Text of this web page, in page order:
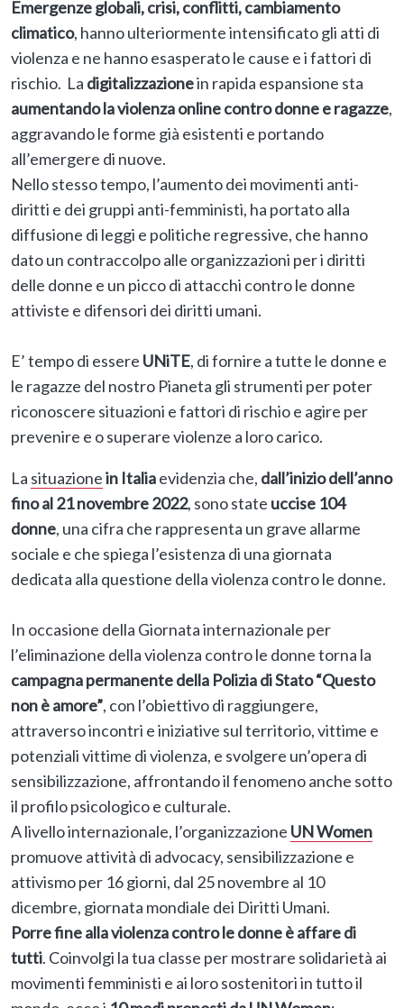
Emergenze globali, crisi, conflitti, cambiamento
climatico, hanno ulteriormente intensificato gli atti di
violenza e ne hanno esasperato le cause e i fattori di
rischio. La digitalizzazionein rapida espansione sta
aumentando la violenza online contro donne e ragazze,
aggravando le forme già esistenti e portando
all’emergere di nuove.
Nello stesso tempo, l’aumento dei movimenti anti-
diritti e dei gruppi anti-femministi, ha portato alla
diffusione di leggi e politiche regressive, che hanno
dato un contraccolpo alle organizzazioni per i diritti
delle donne e un picco di attacchi contro le donne
attiviste e difensori dei diritti umani.
E’ tempo di essere UNiTE, di fornire a tutte le donne e
le ragazze del nostro Pianeta gli strumenti per poter
riconoscere situazioni e fattori di rischio e agire per
prevenire e o superare violenze a loro carico.
La situazionein Italiaevidenzia che, dall’inizio dell’anno
fino al 21 novembre 2022, sono state uccise 104
donne, una cifra che rappresenta un grave allarme
sociale e che spiega l’esistenza di una giornata
dedicata alla questione della violenza contro le donne.
In occasione della Giornata internazionale per
l’eliminazione della violenza contro le donne torna la
campagna permanente della Polizia di Stato “Questo
non è amore”, con l’obiettivo di raggiungere,
attraverso incontri e iniziative sul territorio, vittime e
potenziali vittime di violenza, e svolgere un’opera di
sensibilizzazione, affrontando il fenomeno anche sotto
il profilo psicologico e culturale.
A livello internazionale, l’organizzazione UN Women
promuove attività di advocacy, sensibilizzazione e
attivismo per 16 giorni, dal 25 novembre al 10
dicembre, giornata mondiale dei Diritti Umani.
Porre fine alla violenza contro le donne è affare di
tutti. Coinvolgi la tua classe per mostrare solidarietà ai
movimenti femministi e ai loro sostenitori in tutto il